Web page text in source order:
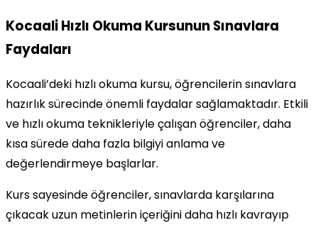
Kocaali Hızlı Okuma Kursunun Sınavlara
Faydaları
Kocaali’deki hızlı okuma kursu, öğrencilerin sınavlara
hazırlık sürecinde önemli faydalar sağlamaktadır. Etkili
ve hızlı okuma teknikleriyle çalışan öğrenciler, daha
kısa sürede daha fazla bilgiyi anlama ve
değerlendirmeye başlarlar.
Kurs sayesinde öğrenciler, sınavlarda karşılarına
çıkacak uzun metinlerin içeriğini daha hızlı kavrayıp